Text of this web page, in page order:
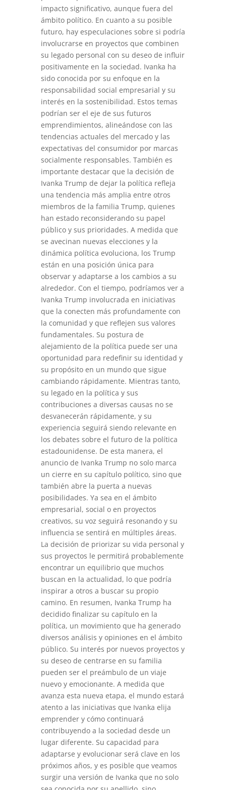
impacto significativo, aunque fuera del
ámbito político. En cuanto a su posible
futuro, hay especulaciones sobre si podría
involucrarse en proyectos que combinen
su legado personal con su deseo de influir
positivamente en la sociedad. Ivanka ha
sido conocida por su enfoque en la
responsabilidad social empresarial y su
interés en la sostenibilidad. Estos temas
podrían ser el eje de sus futuros
emprendimientos, alineándose con las
tendencias actuales del mercado y las
expectativas del consumidor por marcas
socialmente responsables. También es
importante destacar que la decisión de
Ivanka Trump de dejar la política refleja
una tendencia más amplia entre otros
miembros de la familia Trump, quienes
han estado reconsiderando su papel
público y sus prioridades. A medida que
se avecinan nuevas elecciones y la
dinámica política evoluciona, los Trump
están en una posición única para
observar y adaptarse a los cambios a su
alrededor. Con el tiempo, podríamos ver a
Ivanka Trump involucrada en iniciativas
que la conecten más profundamente con
la comunidad y que reflejen sus valores
fundamentales. Su postura de
alejamiento de la política puede ser una
oportunidad para redefinir su identidad y
su propósito en un mundo que sigue
cambiando rápidamente. Mientras tanto,
su legado en la política y sus
contribuciones a diversas causas no se
desvanecerán rápidamente, y su
experiencia seguirá siendo relevante en
los debates sobre el futuro de la política
estadounidense. De esta manera, el
anuncio de Ivanka Trump no solo marca
un cierre en su capítulo político, sino que
también abre la puerta a nuevas
posibilidades. Ya sea en el ámbito
empresarial, social o en proyectos
creativos, su voz seguirá resonando y su
influencia se sentirá en múltiples áreas.
La decisión de priorizar su vida personal y
sus proyectos le permitirá probablemente
encontrar un equilibrio que muchos
buscan en la actualidad, lo que podría
inspirar a otros a buscar su propio
camino. En resumen, Ivanka Trump ha
decidido finalizar su capítulo en la
política, un movimiento que ha generado
diversos análisis y opiniones en el ámbito
público. Su interés por nuevos proyectos y
su deseo de centrarse en su familia
pueden ser el preámbulo de un viaje
nuevo y emocionante. A medida que
avanza esta nueva etapa, el mundo estará
atento a las iniciativas que Ivanka elija
emprender y cómo continuará
contribuyendo a la sociedad desde un
lugar diferente. Su capacidad para
adaptarse y evolucionar será clave en los
próximos años, y es posible que veamos
surgir una versión de Ivanka que no solo